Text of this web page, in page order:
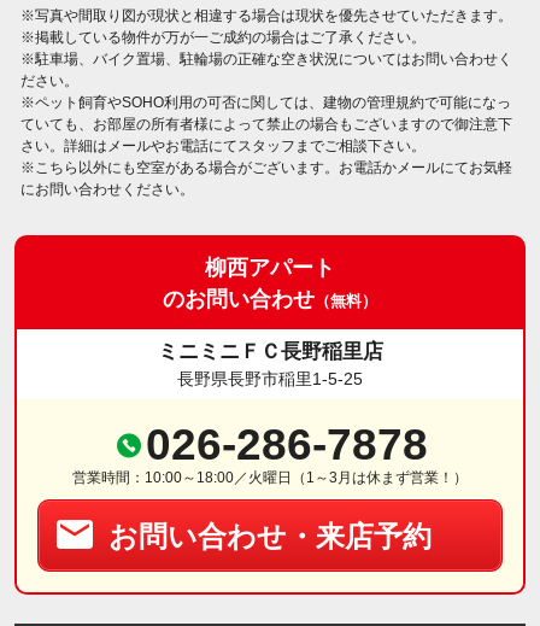
※写真や間取り図が現状と相違する場合は現状を優先させていただきます。
※掲載している物件が万が一ご成約の場合はご了承ください。
※駐車場、バイク置場、駐輪場の正確な空き状況についてはお問い合わせく
ださい。
※ペット飼育やSOHO利用の可否に関しては、建物の管理規約で可能になっ
ていても、お部屋の所有者様によって禁止の場合もございますので御注意下
さい。詳細はメールやお電話にてスタッフまでご相談下さい。
※こちら以外にも空室がある場合がございます。お電話かメールにてお気軽
にお問い合わせください。
柳西アパート
のお問い合わせ （無料）
ミニミニＦＣ長野稲里店
長野県長野市稲里1-5-25
026-286-7878
営業時間：10:00～18:00／火曜日（1～3月は休まず営業！）
お問い合わせ・来店予約